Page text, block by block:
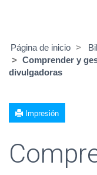
Página de inicio
Comprender y
divulgadoras
Impresión